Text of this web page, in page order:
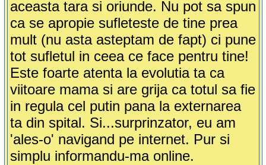
aceasta tara si oriunde. Nu pot sa spun
ca se apropie sufleteste de tine prea
mult (nu asta asteptam de fapt) ci pune
tot sufletul in ceea ce face pentru tine!
Este foarte atenta la evolutia ta ca
viitoare mama si are grija ca totul sa fie
in regula cel putin pana la externarea
ta din spital. Si...surprinzator, eu am
'ales-o' navigand pe internet. Pur si
simplu informandu-ma online.